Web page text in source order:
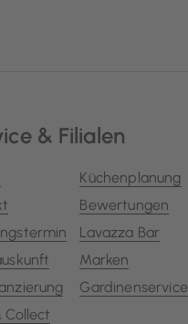
& Filialen
Collect
Küchenplanung
Bewertungen
Lavazza Bar
Marken
Gardinenservice